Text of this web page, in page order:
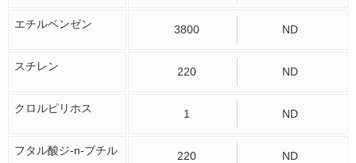
エチルベンゼン 3800 ND
スチレン 220 ND
クロルピリホス 1 ND
フタル酸ジ-n-ブチル 220 ND